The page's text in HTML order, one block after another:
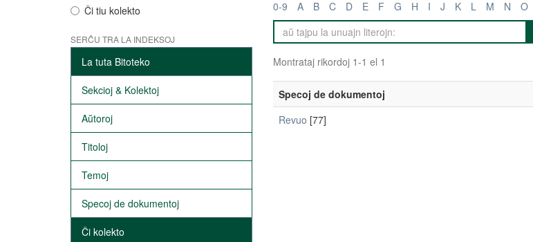
Ĉi tiu kolekto
SERĈU TRA LA INDEKSOJ
La tuta Bitoteko
Sekcioj & Kolektoj
Aŭtoroj
Titoloj
Temoj
Specoj de dokumentoj
Ĉi kolekto
0-9 A B C D E F G H I J K L M N O
Montrataj rikordoj 1-1 el 1
Specoj de dokumentoj
Revuo [77]